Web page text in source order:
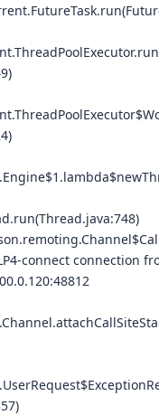
connect connection